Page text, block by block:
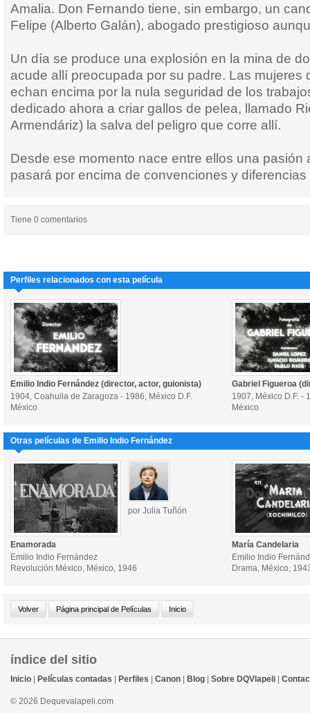
Amalia. Don Fernando tiene, sin embargo, un
Felipe (Alberto Galán), abogado prestigioso
Un día se produce una explosión en la mina de
acude allí preocupada por su padre. Las mujeres
echan encima por la nula seguridad de los
dedicado ahora a criar gallos de pelea, llamado
Armendáriz) la salva del peligro que corre allí.
Desde ese momento nace entre ellos una pasión
pasará por encima de convenciones y
Tiene 0 comentarios
Perfiles relacionados con esta película
Emilio Indio Fernández (director, actor, guionista)
1904, Coahuila de Zaragoza - 1986, México D.F.
México
Gabriel Figueroa
1907, México D.F. -
México
Otras películas de Emilio Indio Fernández
por Julia Tuñón
Enamorada
Emilio Indio Fernández
Revolución México, México, 1946
María Candelaria
Emilio Indio
Drama, México,
índice del sitio
Inicio Películas contadas Perfiles Canon Blog Sobre DQVlapeli
© 2026 Dequevalapeli.com